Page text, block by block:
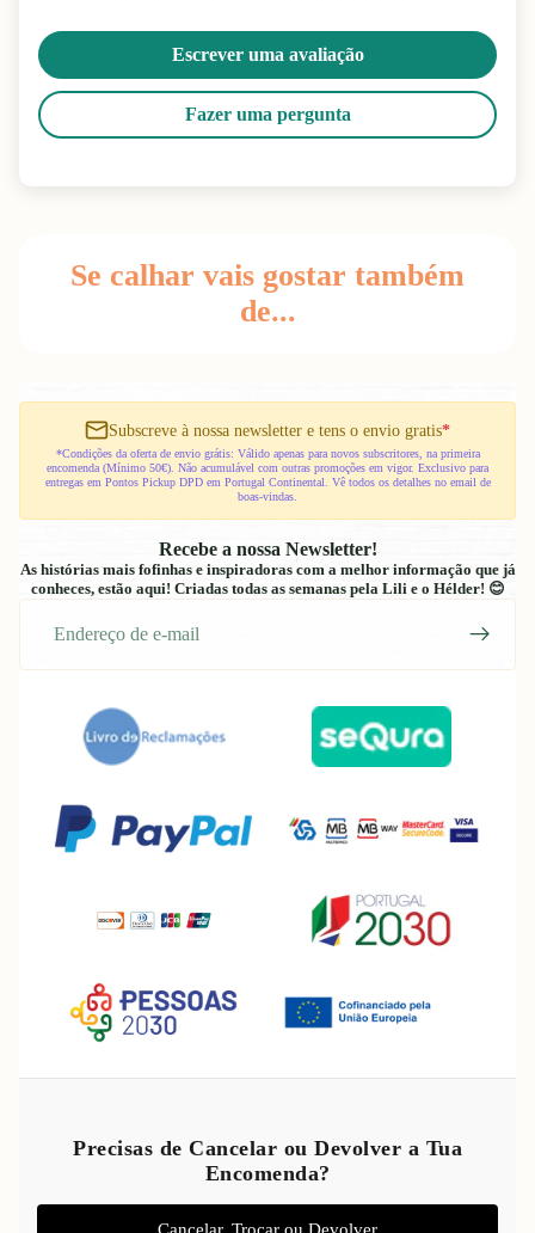
Escrever uma avaliação
Fazer uma pergunta
Se calhar vais gostar também
de...
Subscreve à nossa newsletter e tens o envio gratis*
*Condições da oferta de envio grátis: Válido apenas para novos subscritores, na primeira
encomenda (Mínimo 50€). Não acumulável com outras promoções em vigor. Exclusivo para
entregas em Pontos Pickup DPD em Portugal Continental. Vê todos os detalhes no email de
boas-vindas.
Recebe a nossa Newsletter!
As histórias mais fofinhas e inspiradoras com a melhor informação que já
conheces, estão aqui! Criadas todas as semanas pela Lili e o Hélder! 😊
Precisas de Cancelar ou Devolver a Tua
Encomenda?
Cancelar, Trocar ou Devolver
Política de privacidade
Termos do serviço
Política de envio